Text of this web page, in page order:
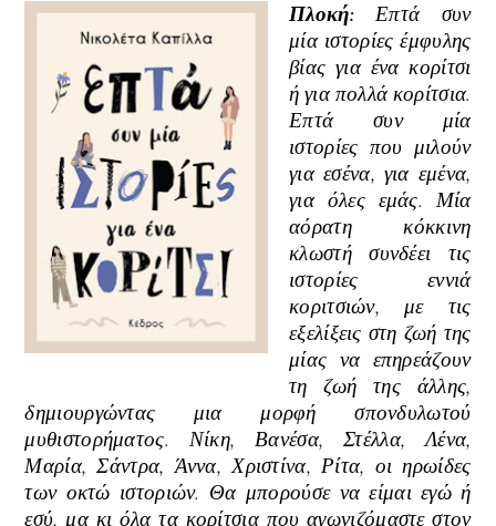
Πλοκή:
Επτά συν
μία ιστορίες έμφυλης
βίας για ένα κορίτσι
ή για πολλά κορίτσια.
Επτά συν μία
ιστορίες που μιλούν
για εσένα, για εμένα,
για όλες εμάς. Μία
αόρατη κόκκινη
κλωστή συνδέει τις
ιστορίες εννιά
κοριτσιών, με τις
εξελίξεις στη ζωή της
μίας να επηρεάζουν
τη ζωή της άλλης,
δημιουργώντας μια μορφή σπονδυλωτού
μυθιστορήματος. Νίκη, Βανέσα, Στέλλα, Λένα,
Μαρία, Σάντρα, Άννα, Χριστίνα, Ρίτα, οι ηρωίδες
των οκτώ ιστοριών. Θα μπορούσε να είμαι εγώ ή
εσύ, μα κι όλα τα κορίτσια που αγωνιζόμαστε στον